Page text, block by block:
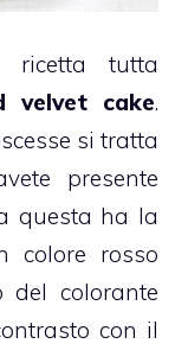
ricetta tutta
velvet cake.
si tratta
presente
questa ha la
colore rosso
del colorante
con il